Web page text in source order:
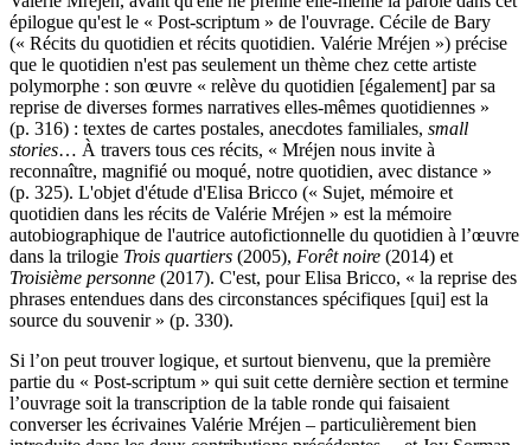
épilogue qu'est le « Post-scriptum » de l'ouvrage. Cécile de Bary
(« Récits du quotidien et récits quotidien. Valérie Mréjen ») précise
que le quotidien n'est pas seulement un thème chez cette artiste
polymorphe : son œuvre « relève du quotidien [également] par sa
reprise de diverses formes narratives elles-mêmes quotidiennes »
(p. 316) : textes de cartes postales, anecdotes familiales, small
stories… À travers tous ces récits, « Mréjen nous invite à
reconnaître, magnifié ou moqué, notre quotidien, avec distance »
(p. 325). L'objet d'étude d'Elisa Bricco (« Sujet, mémoire et
quotidien dans les récits de Valérie Mréjen » est la mémoire
autobiographique de l'autrice autofictionnelle du quotidien à l’œuvre
dans la trilogie Trois quartiers (2005), Forêt noire (2014) et
Troisième personne (2017). C'est, pour Elisa Bricco, « la reprise des
phrases entendues dans des circonstances spécifiques [qui] est la
source du souvenir » (p. 330).
Si l’on peut trouver logique, et surtout bienvenu, que la première
partie du « Post-scriptum » qui suit cette dernière section et termine
l’ouvrage soit la transcription de la table ronde qui faisaient
converser les écrivaines Valérie Mréjen – particulièrement bien